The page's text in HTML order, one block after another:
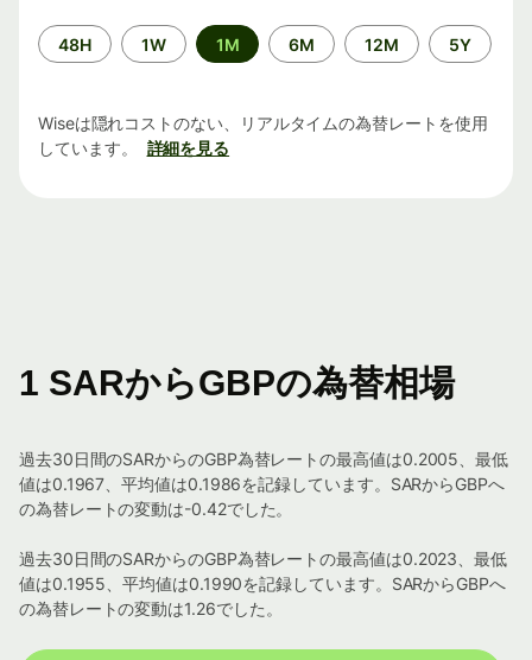
期
間
48H 1W 1M 6M 12M 5Y
Wiseは隠れコストのない、リアルタイムの為替レートを使用
しています。
詳細を見る
1 SARからGBPの為替相場
過去30日間のSARからのGBP為替レートの最高値は0.2005、最低
値は0.1967、平均値は0.1986を記録しています。SARからGBPへ
の為替レートの変動は-0.42でした。
過去30日間のSARからのGBP為替レートの最高値は0.2023、最低
値は0.1955、平均値は0.1990を記録しています。SARからGBPへ
の為替レートの変動は1.26でした。